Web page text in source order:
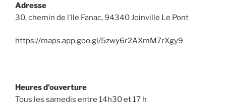
Adresse
30, chemin de l’Ile Fanac, 94340 Joinville Le Pont
https://maps.app.goo.gl/5zwy6r2AXmM7rXgy9
Heures d’ouverture
Tous les samedis entre 14h30 et 17 h